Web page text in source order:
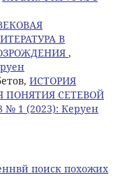
В
,
ИСТОРИЯ
ПОНЯТИЯ СЕТЕВОЙ
№ 1 (2023): Керуен
поиск похожих